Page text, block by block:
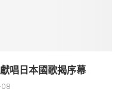
唱日本國歌揭序幕